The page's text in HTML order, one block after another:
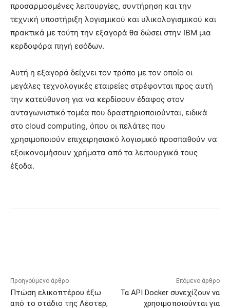
προσαρμοσμένες λειτουργίες, συντήρηση και την
τεχνική υποστήριξη λογισμικού και υλικολογισμικού και
πρακτικά με τούτη την εξαγορά θα δώσει στην IBM μια
κερδοφόρα πηγή εσόδων.
Αυτή η εξαγορά δείχνει τον τρόπο με τον οποίο οι
μεγάλες τεχνολογικές εταιρείες στρέφονται προς αυτή
την κατεύθυνση για να κερδίσουν έδαφος στον
ανταγωνιστικό τομέα που δραστηριοποιούνται, ειδικά
στο cloud computing, όπου οι πελάτες που
χρησιμοποιούν επιχειρησιακό λογισμικό προσπαθούν να
εξοικονομήσουν χρήματα από τα λειτουργικά τους
έξοδα.
Προηγούμενο άρθρο
Πτώση ελικοπτέρου έξω
από το στάδιο της Λέστερ,
Επόμενο άρθρο
Τα API Docker συνεχίζουν να
χρησιμοποιούνται για